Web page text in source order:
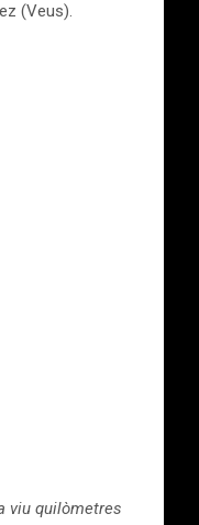
(Veus).
viu quilòmetres